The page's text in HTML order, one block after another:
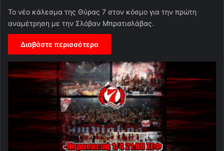
Το νέο κάλεσμα της Θύρας 7 στον κόσμο για την πρώτη
αναμέτρηση με την Σλόβαν Μπρατισλάβας.
Διαβάστε περισσότερα